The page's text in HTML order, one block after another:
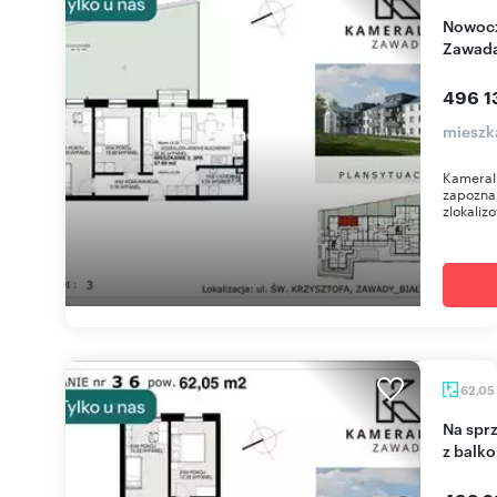
Nowoczesne 3-pokojowe z ogródkiem na
496
62,05
Na sprzedaż nowoczesne 3-pokojowe mieszkanie
z